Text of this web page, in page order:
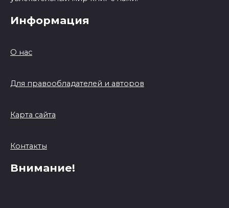
Информация
О нас
Для правообладателей и авторов
Карта сайта
Контакты
Внимание!